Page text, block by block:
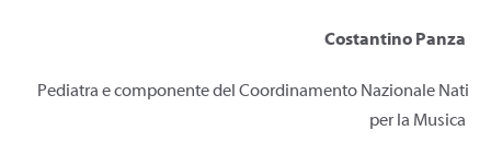
Costantino Panza
Pediatra e componente del Coordinamento Nazionale Nati
per la Musica